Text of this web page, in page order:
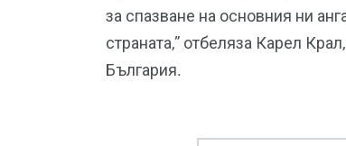
за спазване на основния ни
страната,” отбеляза Карел
България.